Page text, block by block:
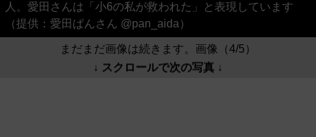
人。愛田さんは「小6の私が救われた」と表現しています
（提供：愛田ぱんさん @pan_aida）
まだまだ画像は続きます。画像（4/5）
↓ スクロールで次の写真 ↓